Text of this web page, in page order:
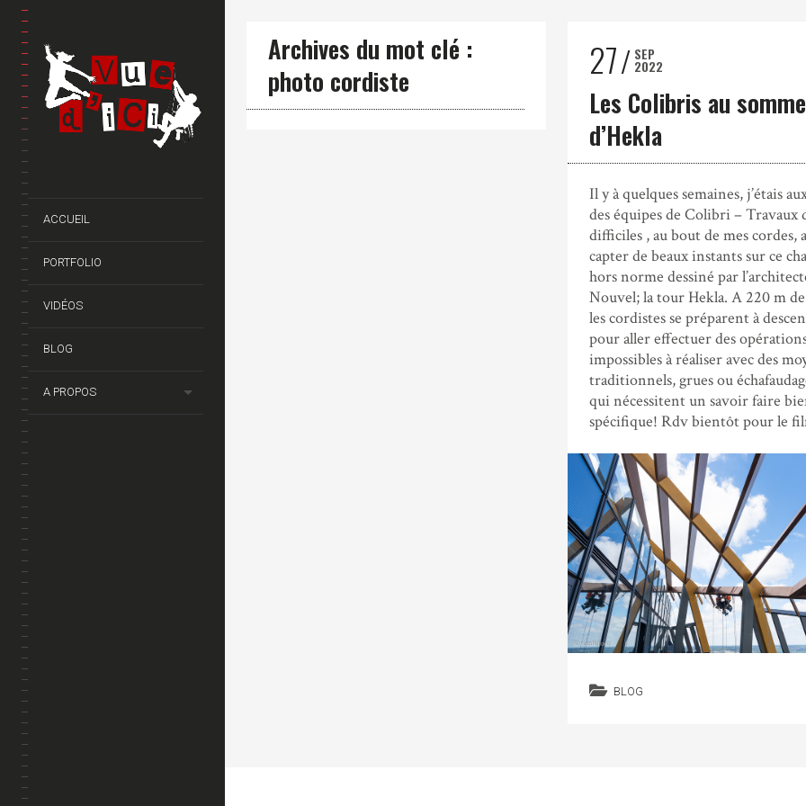
ACCUEIL
PORTFOLIO
VIDÉOS
BLOG
A PROPOS
Archives du mot clé :
photo cordiste
27 SEP
2022
Les Colibris au
d’Hekla
Il y à quelques semaines, j’étais
des équipes de Colibri – Travaux
difficiles , au bout de mes cordes,
capter de beaux instants sur ce
hors norme dessiné par
Nouvel; la tour Hekla. A 220 m
les cordistes se préparent à
pour aller effectuer des
impossibles à réaliser avec des
traditionnels, grues ou
qui nécessitent un savoir faire
spécifique! Rdv bientôt pour le
BLOG